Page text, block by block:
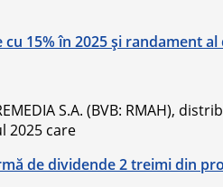
15% în 2025 și randament
S.A. (BVB: RMAH),
2025 care
de dividende 2 treimi din